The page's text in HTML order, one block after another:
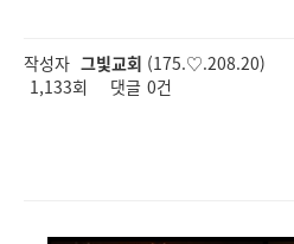
작성자 그빛교회 (175.♡.208.20)
1,133회
댓글 0건